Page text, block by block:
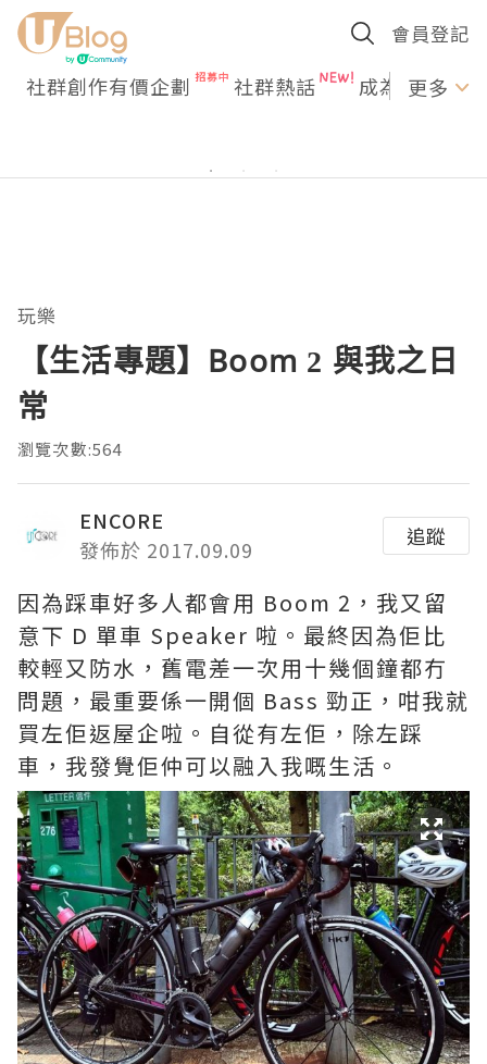
會員登記
社群創作有價企劃 社群熱話 成為U更多
玩樂
【生活專題】Boom 2 與我之日
常
瀏覽次數:564
ENCORE
發佈於 2017.09.09
追蹤
因為踩車好多人都會用 Boom 2，我又留
意下 D 單車 Speaker 啦。最終因為佢比
較輕又防水，舊電差一次用十幾個鐘都冇
問題，最重要係一開個 Bass 勁正，咁我就
買左佢返屋企啦。自從有左佢，除左踩
車，我發覺佢仲可以融入我嘅生活。